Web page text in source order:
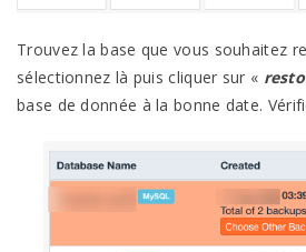
Trouvez la base que vous souhaitez
sélectionnez là puis cliquer sur «
base de donnée à la bonne date.